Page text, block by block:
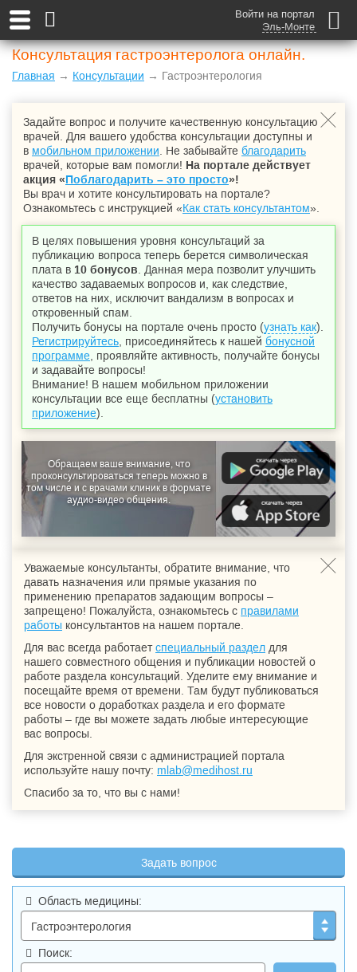
Войти на портал
Эль-Монте
Консультация гастроэнтеролога онлайн.
Главная → Консультации → Гастроэнтерология
Задайте вопрос и получите качественную консультацию
врачей. Для вашего удобства консультации доступны и
в мобильном приложении . Не забывайте благодарить
врачей, которые вам помогли! На портале действует
акция «Поблагодарить – это просто»!
Вы врач и хотите консультировать на портале?
Ознакомьтесь с инструкцией «Как стать консультантом».
В целях повышения уровня консультаций за
публикацию вопроса теперь берется символическая
плата в 10 бонусов . Данная мера позволит улучшить
качество задаваемых вопросов и, как следствие,
ответов на них, исключит вандализм в вопросах и
откровенный спам.
Получить бонусы на портале очень просто (узнать как).
Регистрируйтесь , присоединяйтесь к нашей бонусной
программе , проявляйте активность, получайте бонусы
и задавайте вопросы!
Внимание! В нашем мобильном приложении
консультации все еще бесплатны (установить
приложение).
Обращаем ваше внимание, что
проконсультироваться теперь можно в
том числе и с врачами клиник в формате
аудио-видео общения.
Уважаемые консультанты, обратите внимание, что
давать назначения или прямые указания по
применению препаратов задающим вопросы –
запрещено! Пожалуйста, ознакомьтесь с правилами
работы консультантов на нашем портале.
Для вас всегда работаетспециальный раздел для
нашего совместного общения и публикации новостей о
работе раздела консультаций. Уделите ему внимание и
посещайте время от времени. Там будут публиковаться
все новости о доработках раздела и его формате
работы – где вы можете задать любые интересующие
вас вопросы.
Для экстренной связи с администрацией портала
используйте нашу почту: mlab@medihost.ru
Спасибо за то, что вы с нами!
Задать вопрос
Область медицины:
Поиск: